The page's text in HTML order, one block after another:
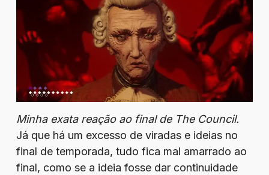
Minha exata reação ao final de The Council.
Já que há um excesso de viradas e ideias no
final de temporada, tudo fica mal amarrado ao
final, como se a ideia fosse dar continuidade